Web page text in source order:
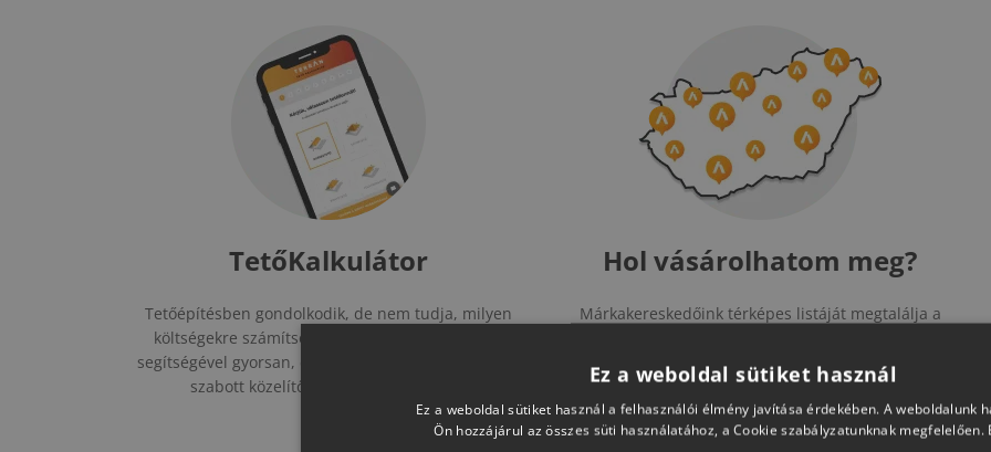
TetőKalkulátor
Tetőépítésben gondolkodik, de nem tudja, milyen
költségekre számítson? A Terrán TetőKalkulátor
segítségével gyorsan, díjmentesen juthat személyre
szabott közelítőleges árkalkulációhoz.
Hol vásárolhatom meg?
Márkakereskedőink térképes listáját megtalálja a
Ez a weboldal sütiket használ
Ez a weboldal sütiket használ a felhasználói élmény javítása érdekében. A weboldalunk
Ön hozzájárul az összes süti használatához, a Cookie szabályzatunknak megfelelően.